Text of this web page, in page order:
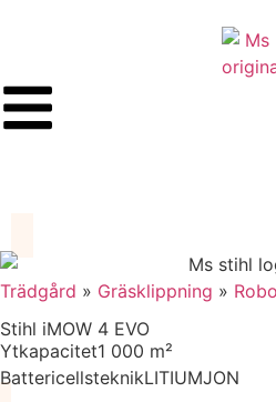
Trädgård » Gräsklippning »
Stihl iMOW 4 EVO
Ytkapacitet1 000 m²
BattericellsteknikLITIUMJON